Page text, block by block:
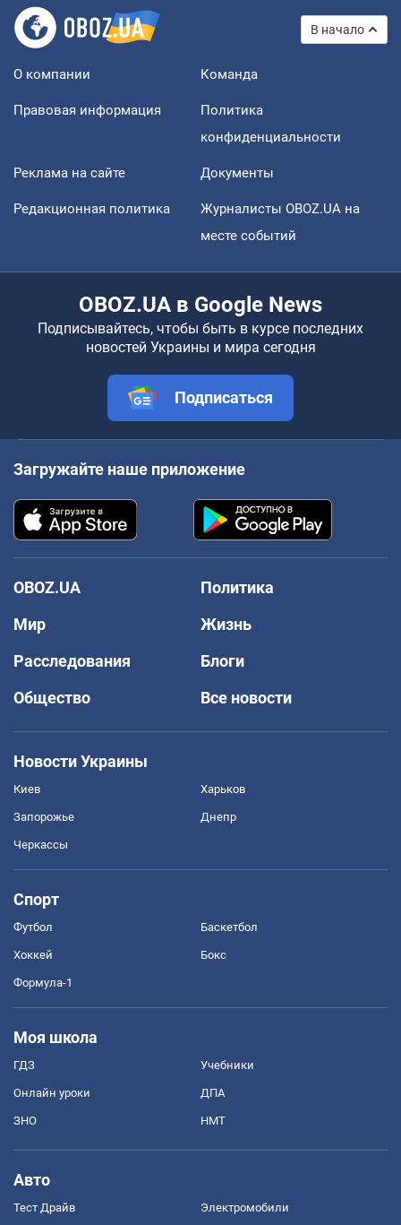
В начало
О компании Команда
Правовая информация
Политика
конфиденциальности
Реклама на сайте Документы
Редакционная политика
Журналисты OBOZ.UA на
месте событий
OBOZ.UA в Google News
Подписывайтесь, чтобы быть в курсе последних
новостей Украины и мира сегодня
Подписаться
Загружайте наше приложение
OBOZ.UA
Политика
Мир
Жизнь
Расследования
Блоги
Общество
Все новости
Новости Украины
Киев Харьков
Запорожье Днепр
Черкассы
Спорт
Футбол Баскетбол
Хоккей Бокс
Формула-1
Моя школа
ГДЗ Учебники
Онлайн уроки ДПА
ЗНО НМТ
Авто
Тест Драйв Электромобили